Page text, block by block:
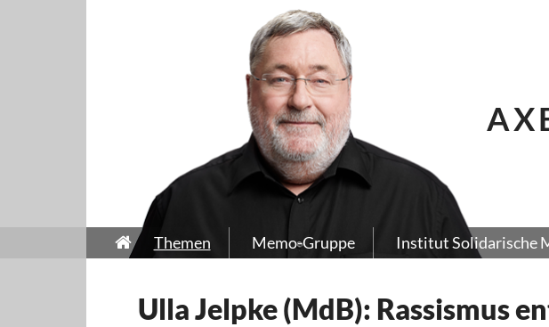
Themen Memo-Gruppe Institut Solidarische
Ulla Jelpke (MdB): Rassismus